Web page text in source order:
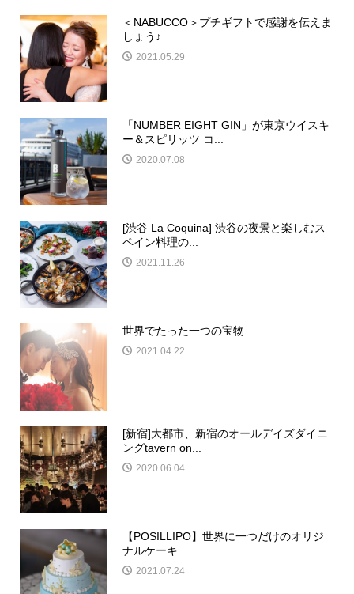
＜NABUCCO＞プチギフトで感謝を伝えま
しょう♪
2021.05.29
「NUMBER EIGHT GIN」が東京ウイスキ
ー＆スピリッツ コ...
2020.07.08
[渋谷 La Coquina] 渋谷の夜景と楽しむス
ペイン料理の...
2021.11.26
世界でたった一つの宝物
2021.04.22
[新宿]大都市、新宿のオールデイズダイニ
ングtavern on...
2020.06.04
【POSILLIPO】世界に一つだけのオリジ
ナルケーキ
2021.07.24